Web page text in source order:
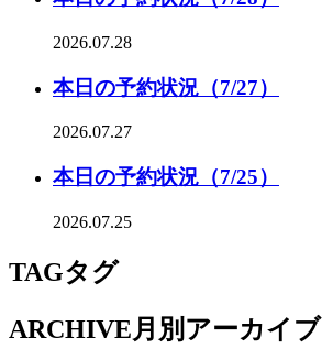
2026.07.28
本日の予約状況（7/27）
2026.07.27
本日の予約状況（7/25）
2026.07.25
TAGタグ
ARCHIVE月別アーカイブ